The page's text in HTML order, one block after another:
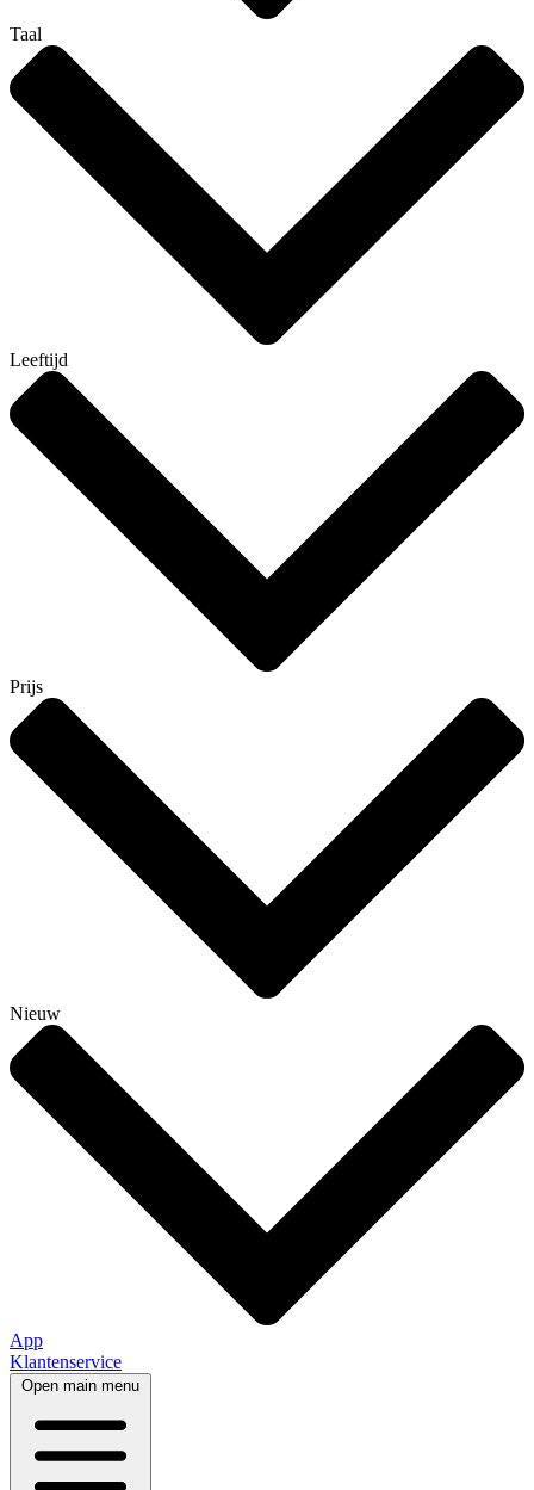
Taal
Leeftijd
Prijs
Nieuw
App
Klantenservice
Open main menu